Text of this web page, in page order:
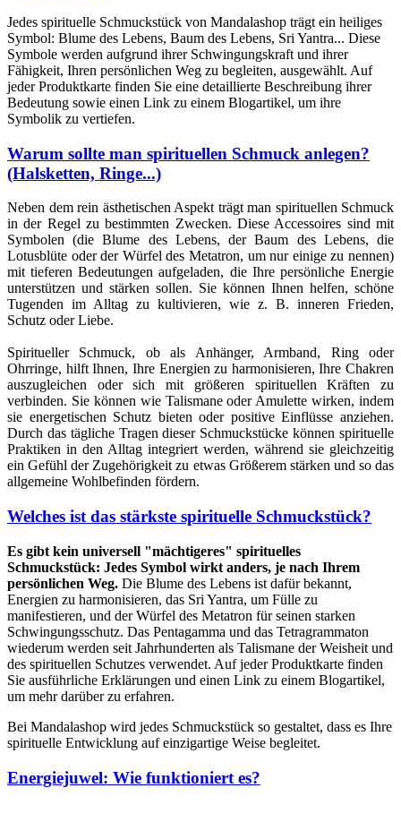
(1 note)
Jedes spirituelle Schmuckstück von Mandalashop trägt ein heiliges
Symbol: Blume des Lebens, Baum des Lebens, Sri Yantra... Diese
Symbole werden aufgrund ihrer Schwingungskraft und ihrer
Fähigkeit, Ihren persönlichen Weg zu begleiten, ausgewählt. Auf
jeder Produktkarte finden Sie eine detaillierte Beschreibung ihrer
Bedeutung sowie einen Link zu einem Blogartikel, um ihre
Symbolik zu vertiefen.
Warum sollte man spirituellen Schmuck anlegen?
(Halsketten, Ringe...)
Neben dem rein ästhetischen Aspekt trägt man spirituellen Schmuck
in der Regel zu bestimmten Zwecken. Diese Accessoires sind mit
Symbolen (die Blume des Lebens, der Baum des Lebens, die
Lotusblüte oder der Würfel des Metatron, um nur einige zu nennen)
mit tieferen Bedeutungen aufgeladen, die Ihre persönliche Energie
unterstützen und stärken sollen. Sie können Ihnen helfen, schöne
Tugenden im Alltag zu kultivieren, wie z. B. inneren Frieden,
Schutz oder Liebe.
Spiritueller Schmuck, ob als Anhänger, Armband, Ring oder
Ohrringe, hilft Ihnen, Ihre Energien zu harmonisieren, Ihre Chakren
auszugleichen oder sich mit größeren spirituellen Kräften zu
verbinden. Sie können wie Talismane oder Amulette wirken, indem
sie energetischen Schutz bieten oder positive Einflüsse anziehen.
Durch das tägliche Tragen dieser Schmuckstücke können spirituelle
Praktiken in den Alltag integriert werden, während sie gleichzeitig
ein Gefühl der Zugehörigkeit zu etwas Größerem stärken und so das
allgemeine Wohlbefinden fördern.
Welches ist das stärkste spirituelle Schmuckstück?
Es gibt kein universell "mächtigeres" spirituelles
Schmuckstück: Jedes Symbol wirkt anders, je nach Ihrem
persönlichen Weg. Die Blume des Lebens ist dafür bekannt,
Energien zu harmonisieren, das Sri Yantra, um Fülle zu
manifestieren, und der Würfel des Metatron für seinen starken
Schwingungsschutz. Das Pentagamma und das Tetragrammaton
wiederum werden seit Jahrhunderten als Talismane der Weisheit und
des spirituellen Schutzes verwendet. Auf jeder Produktkarte finden
Sie ausführliche Erklärungen und einen Link zu einem Blogartikel,
um mehr darüber zu erfahren.
Bei Mandalashop wird jedes Schmuckstück so gestaltet, dass es Ihre
spirituelle Entwicklung auf einzigartige Weise begleitet.
Energiejuwel: Wie funktioniert es?